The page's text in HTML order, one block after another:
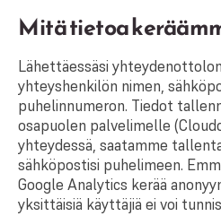
Mitä tietoa
Lähettäessäsi
yhteyshenkilön nimen,
puhelinnumeron. Tiedot
osapuolen palvelimelle
yhteydessä, saatamme
sähköpostisi puhelimeen.
Google Analytics kerää
yksittäisiä käyttäjiä ei voi